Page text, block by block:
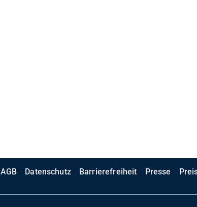
AGB Datenschutz Barrierefreiheit Presse